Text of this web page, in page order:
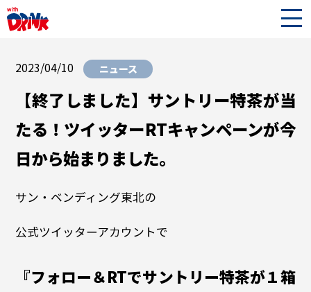
2023/04/10 ニュース
【終了しました】サントリー特茶が当
たる！ツイッターRTキャンペーンが今
日から始まりました。
サン・ベンディング東北の
公式ツイッターアカウントで
『フォロー＆RTでサントリー特茶が１箱